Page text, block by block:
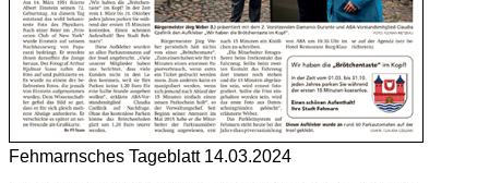
Fehmarnsches Tageblatt 14.03.2024